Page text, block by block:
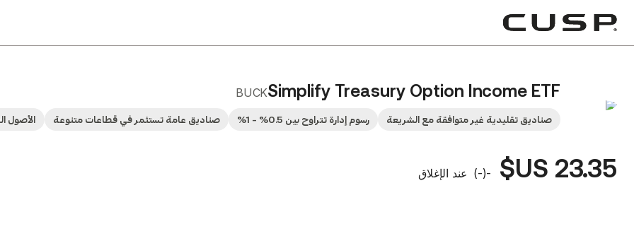
Simplify Treasury Option Income ETF
BUCK
صناديق تقليدية غير متوافقة مع الشريعة رسوم إدارة تتراوح بين 0.5% - 1% صناديق عامة تستثمر في قطاعات متنوعة الأصول
23.35 US$
-
(
-
) عند الإغلاق